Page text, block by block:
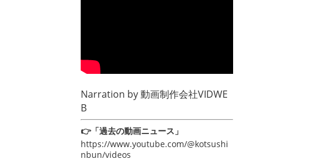
Narration by動画制作会社VIDWE
B
👉「過去の動画ニュース」
https://www.youtube.com/@kotsushi
nbun/videos